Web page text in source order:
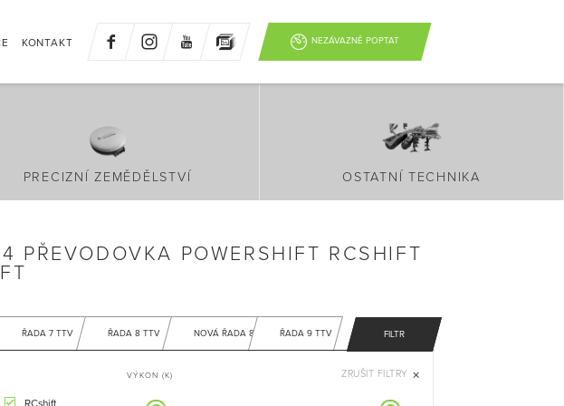
KONTAKT NEZÁVAZNĚ POPTAT
PRECIZNÍ ZEMĚDĚLSTVÍ OSTATNÍ TECHNIKA
PŘEVODOVKA POWERSHIFT RCSHIFT
ŘADA 7 TTV ŘADA 8 TTV NOVÁ ŘADA 8 ŘADA 9 TTV FILTR
RCshift
VÝKON (K) ZRUŠIT FILTRY